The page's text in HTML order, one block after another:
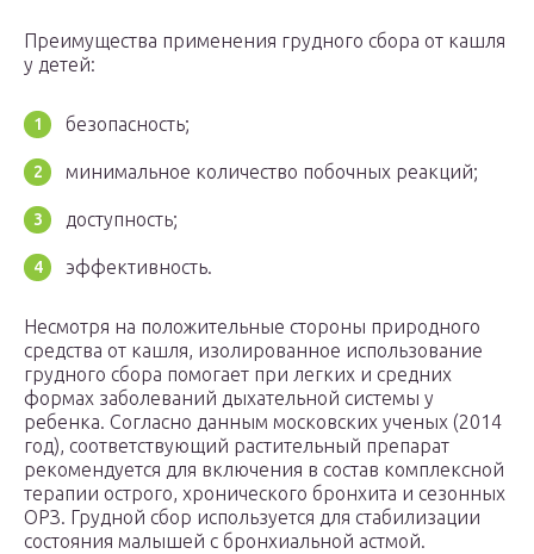
Преимущества применения грудного сбора от кашля
у детей:
безопасность;
минимальное количество побочных реакций;
доступность;
эффективность.
Несмотря на положительные стороны природного
средства от кашля, изолированное использование
грудного сбора помогает при легких и средних
формах заболеваний дыхательной системы у
ребенка. Согласно данным московских ученых (2014
год), соответствующий растительный препарат
рекомендуется для включения в состав комплексной
терапии острого, хронического бронхита и сезонных
ОРЗ. Грудной сбор используется для стабилизации
состояния малышей с бронхиальной астмой.